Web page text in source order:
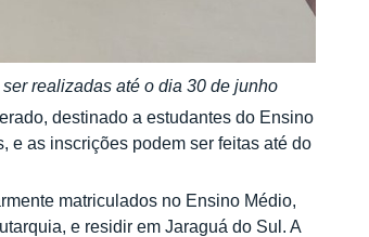
realizadas até o dia 30 de junho
destinado a estudantes do Ensino
e as inscrições podem ser feitas até do
matriculados no Ensino Médio,
e residir em Jaraguá do Sul. A